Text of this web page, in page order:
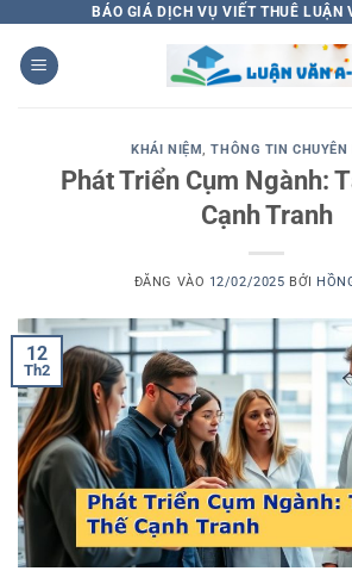
qua
nội
BÁO GIÁ DỊCH VỤ VIẾT THUÊ LUẬN
KHÁI NIỆM,THÔNG TIN CHUYÊN
Phát Triển Cụm Ngành:
Cạnh Tranh
ĐĂNG VÀO 12/02/2025 BỞI
12
Th2